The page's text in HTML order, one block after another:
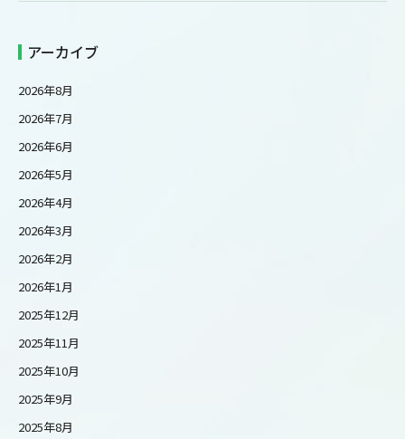
アーカイブ
2026年8月
2026年7月
2026年6月
2026年5月
2026年4月
2026年3月
2026年2月
2026年1月
2025年12月
2025年11月
2025年10月
2025年9月
2025年8月